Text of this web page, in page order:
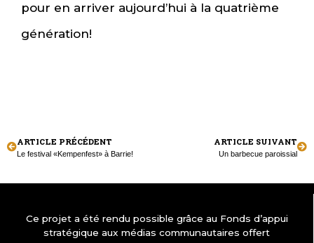
pour en arriver aujourd’hui à la quatrième
génération!
ARTICLE PRÉCÉDENT
Le festival «Kempenfest» à Barrie!
ARTICLE SUIVANT
Un barbecue paroissial
Ce projet a été rendu possible grâce au Fonds d’appui
stratégique aux médias communautaires offert